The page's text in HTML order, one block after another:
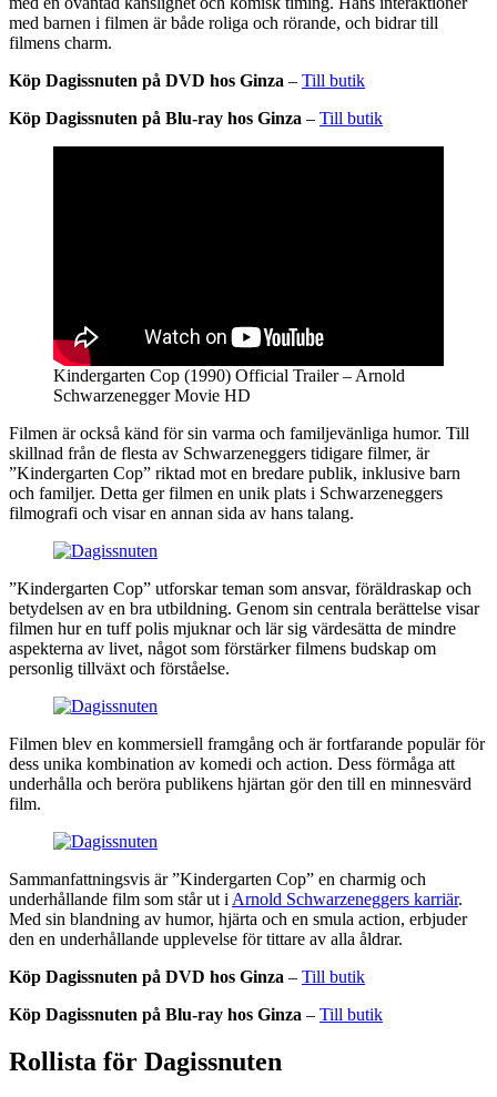
med barnen i filmen är både roliga och rörande, och bidrar till
filmens charm.
Köp Dagissnuten på DVD hos Ginza – Till butik
Köp Dagissnuten på Blu-ray hos Ginza – Till butik
Kindergarten Cop (1990) Official Trailer – Arnold
Schwarzenegger Movie HD
Filmen är också känd för sin varma och familjevänliga humor. Till
skillnad från de flesta av Schwarzeneggers tidigare filmer, är
”Kindergarten Cop” riktad mot en bredare publik, inklusive barn
och familjer. Detta ger filmen en unik plats i Schwarzeneggers
filmografi och visar en annan sida av hans talang.
”Kindergarten Cop” utforskar teman som ansvar, föräldraskap och
betydelsen av en bra utbildning. Genom sin centrala berättelse visar
filmen hur en tuff polis mjuknar och lär sig värdesätta de mindre
aspekterna av livet, något som förstärker filmens budskap om
personlig tillväxt och förståelse.
Filmen blev en kommersiell framgång och är fortfarande populär för
dess unika kombination av komedi och action. Dess förmåga att
underhålla och beröra publikens hjärtan gör den till en minnesvärd
film.
Sammanfattningsvis är ”Kindergarten Cop” en charmig och
underhållande film som står ut i Arnold Schwarzeneggers karriär.
Med sin blandning av humor, hjärta och en smula action, erbjuder
den en underhållande upplevelse för tittare av alla åldrar.
Köp Dagissnuten på DVD hos Ginza – Till butik
Köp Dagissnuten på Blu-ray hos Ginza – Till butik
Rollista för Dagissnuten